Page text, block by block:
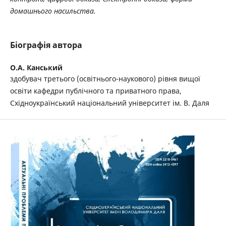
домашнього насильства.
Біографія автора
О.А. Канський
здобувач третього (освітнього-наукового) рівня вищої
освіти кафедри публічного та приватного права,
Східноукраїнський національний університет ім. В. Даля